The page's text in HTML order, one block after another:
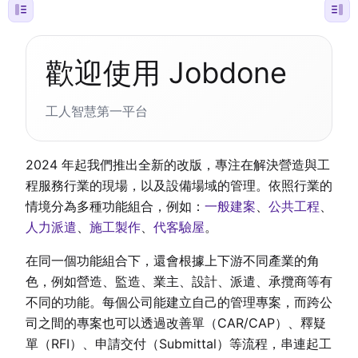
歡迎使用 Jobdone
工人智慧第一平台
2024 年起我們推出全新的改版，專注在解決營造與工
程服務行業的現場，以及設備場域的管理。依照行業的
情境分為多種功能組合，例如： 一般建案、 公共工程、
人力派遣、 施工製作、 代客驗屋。
在同一個功能組合下，還會根據上下游不同產業的角
色，例如營造、監造、業主、設計、派遣、承攬商等有
不同的功能。每個公司能建立自己的管理專案，而跨公
司之間的專案也可以透過改善單（CAR/CAP）、釋疑
單（RFI）、申請交付（Submittal）等流程，串連起工